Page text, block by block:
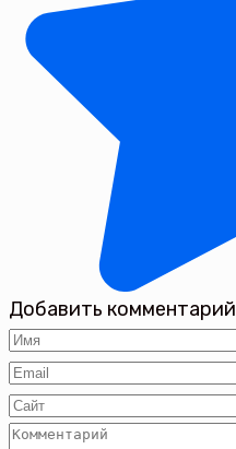
Добавить комментарий
Имя
*
Email
*
Сайт
Комментарий